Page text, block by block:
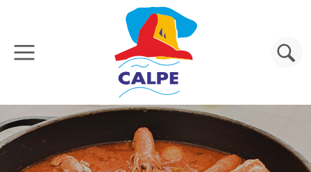
Aller au contenu principal
Rechercher